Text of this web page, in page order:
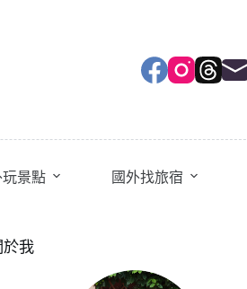
玩景點 國外找旅宿
於我